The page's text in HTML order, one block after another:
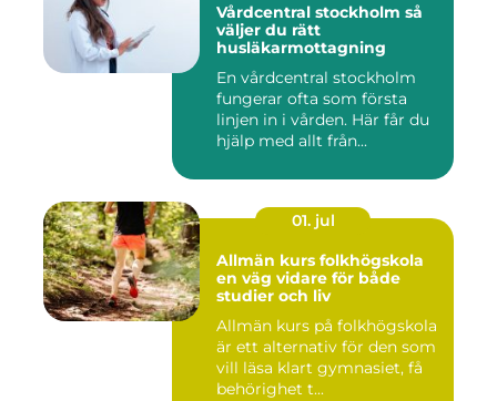
Vårdcentral stockholm så
väljer du rätt
husläkarmottagning
En vårdcentral stockholm
fungerar ofta som första
linjen in i vården. Här får du
hjälp med allt från...
01. jul
Allmän kurs folkhögskola
en väg vidare för både
studier och liv
Allmän kurs på folkhögskola
är ett alternativ för den som
vill läsa klart gymnasiet, få
behörighet t...